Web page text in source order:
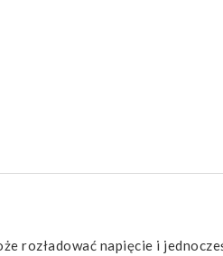
rozładować napięcie i